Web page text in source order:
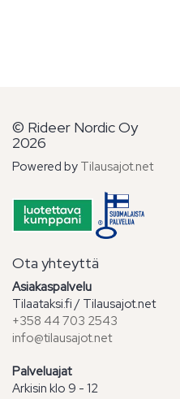
© Rideer Nordic Oy
2026
Powered by Tilausajot.net
Ota yhteyttä
Asiakaspalvelu
Tilaataksi.fi / Tilausajot.net
+358 44 703 2543
info@tilausajot.net
Palveluajat
Arkisin klo 9 - 12